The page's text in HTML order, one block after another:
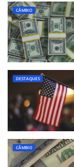
CÂMBIO
DESTAQUES
CÂMBIO